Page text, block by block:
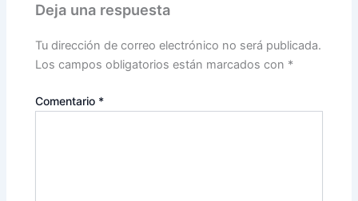
Deja una respuesta
Tu dirección de correo electrónico no será publicada.
Los campos obligatorios están marcados con *
Comentario *